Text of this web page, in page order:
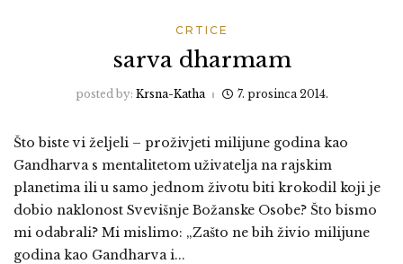
CRTICE
sarva dharmam
posted by: Krsna-Katha 7. prosinca 2014.
Što biste vi željeli – proživjeti milijune godina kao
Gandharva s mentalitetom uživatelja na rajskim
planetima ili u samo jednom životu biti krokodil koji je
dobio naklonost Svevišnje Božanske Osobe? Što bismo
mi odabrali? Mi mislimo: „Zašto ne bih živio milijune
godina kao Gandharva i...